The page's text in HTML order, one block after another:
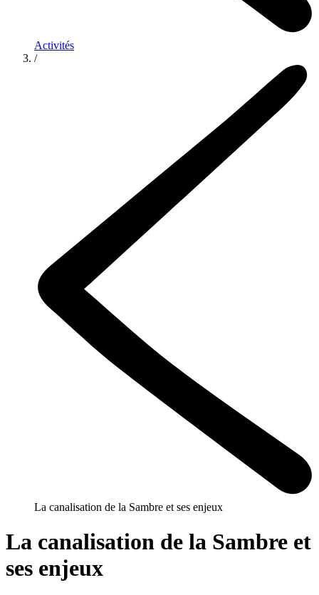
Activités
/
La canalisation de la Sambre et ses enjeux
La canalisation de la Sambre et
ses enjeux